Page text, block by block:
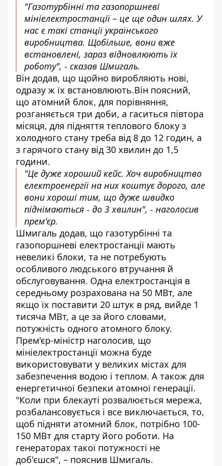
"Газотурбінні та газопоршневі
мініелектростанції – це ще один шлях. У
нас є такі станції українського
виробництва. Щобільше, вони вже
встановлені, зараз відновлюють їх
роботу", - сказав Шмигаль.
Він додав, що щойно виробляють нові,
одразу ж їх встановлюють.Він поясний,
що атомний блок, для порівняння,
розганяється три доби, а гаситься півтора
місяця, для підняття теплового блоку з
холодного стану треба від 8 до 12 годин, а
з гарячого стану від 30 хвилин до 1,5
години.
"Це дуже хороший кейс. Хоч виробництво
електроенергії на них коштує дорого, але
вони хороші тим, що дуже швидко
піднімаються - до 3 хвилин", - наголосив
прем'єр.
Шмигаль додав, що газотурбінні та
газопоршневі електростанції мають
невеликі блоки, та не потребують
особливого людського втручання й
обслуговування. Одна електростанція в
середньому розрахована на 50 МВт, але
якщо їх поставити 20 штук в ряд, вийде 1
тисяча МВт, а це за його словами,
потужність одного атомного блоку.
Прем'єр-міністр наголосив, що
мініелектростанції можна буде
використовувати у великих містах для
забезпечення водою і теплом. А також для
енергетичної безпеки атомної генерації.
"Коли при блекауті розвалюється мережа,
розбалансовується і все виключається, то,
щоб підняти атомний блок, потрібно 100-
150 МВт для старту його роботи. На
генераторах такої потужності не
доб'єшся", – пояснив Шмигаль.